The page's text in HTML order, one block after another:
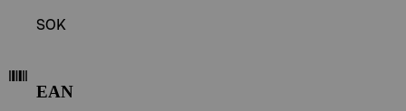
SOK
EAN